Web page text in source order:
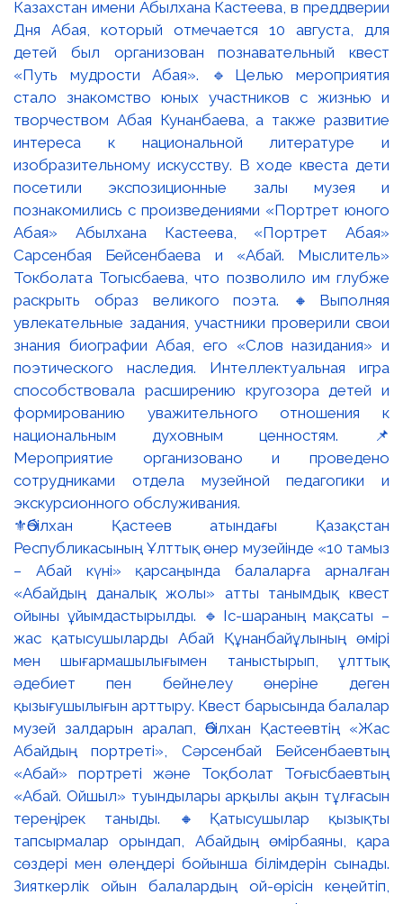
⚜️Әбілхан Қастеев атындағы Қазақстан
Республикасының Ұлттық өнер музейінде «10 тамыз
– Абай күні» қарсаңында балаларға арналған
«Абайдың даналық жолы» атты танымдық квест
ойыны ұйымдастырылды. 🔹Іс-шараның мақсаты –
жас қатысушыларды Абай Құнанбайұлының өмірі
мен шығармашылығымен таныстырып, ұлттық
әдебиет пен бейнелеу өнеріне деген
қызығушылығын арттыру. Квест барысында балалар
музей залдарын аралап, Әбілхан Қастеевтің «Жас
Абайдың портреті», Сәрсенбай Бейсенбаевтың
«Абай» портреті және Тоқболат Тоғысбаевтың
«Абай. Ойшыл» туындылары арқылы ақын тұлғасын
тереңірек таныды. 🔸Қатысушылар қызықты
тапсырмалар орындап, Абайдың өмірбаяны, қара
сөздері мен өлеңдері бойынша білімдерін сынады.
Зияткерлік ойын балалардың ой-өрісін кеңейтіп,